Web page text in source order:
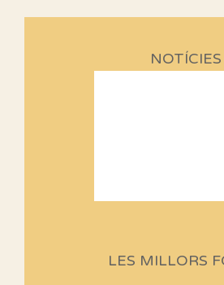
NOTÍCIES
Sortides Centpeus
programació d'aquest
LES MILLORS